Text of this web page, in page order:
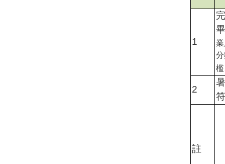
1
2
註